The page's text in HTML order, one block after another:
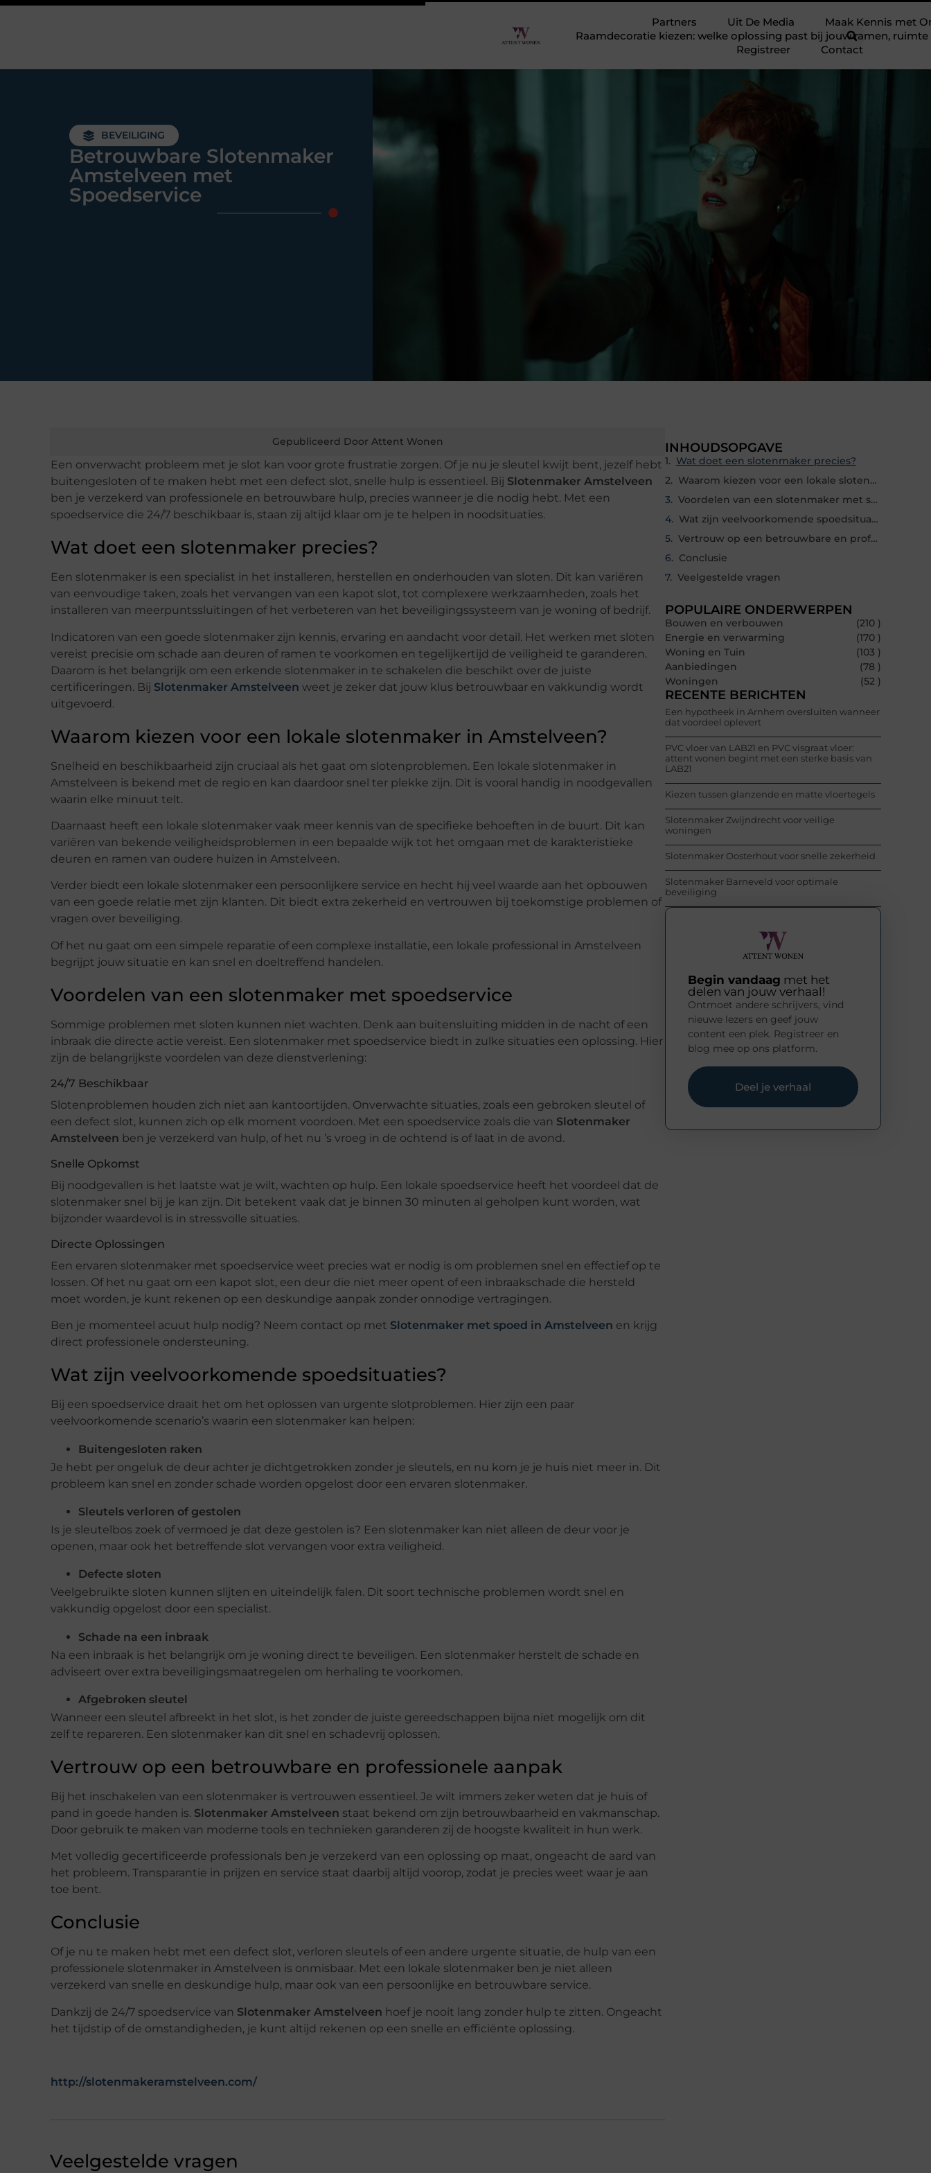
Partners Uit De Media
Maak Kennis met
Raamdecoratie kiezen: welke oplossing past bij jouw ramen,
Registreer
Contact
BEVEILIGING
Betrouwbare Slotenmaker
Amstelveen met
Spoedservice
Gepubliceerd Door Attent Wonen
Een onverwacht probleem met je slot kan voor grote frustratie zorgen. Of je nu je sleutel kwijt bent, jezelf hebt
buitengesloten of te maken hebt met een defect slot, snelle hulp is essentieel. Bij Slotenmaker Amstelveen
ben je verzekerd van professionele en betrouwbare hulp, precies wanneer je die nodig hebt. Met een
spoedservice die 24/7 beschikbaar is, staan zij altijd klaar om je te helpen in noodsituaties.
Wat doet een slotenmaker precies?
Een slotenmaker is een specialist in het installeren, herstellen en onderhouden van sloten. Dit kan variëren
van eenvoudige taken, zoals het vervangen van een kapot slot, tot complexere werkzaamheden, zoals het
installeren van meerpuntssluitingen of het verbeteren van het beveiligingssysteem van je woning of bedrijf.
Indicatoren van een goede slotenmaker zijn kennis, ervaring en aandacht voor detail. Het werken met sloten
vereist precisie om schade aan deuren of ramen te voorkomen en tegelijkertijd de veiligheid te garanderen.
Daarom is het belangrijk om een erkende slotenmaker in te schakelen die beschikt over de juiste
certificeringen. Bij Slotenmaker Amstelveen weet je zeker dat jouw klus betrouwbaar en vakkundig wordt
uitgevoerd.
Waarom kiezen voor een lokale slotenmaker in Amstelveen?
Snelheid en beschikbaarheid zijn cruciaal als het gaat om slotenproblemen. Een lokale slotenmaker in
Amstelveen is bekend met de regio en kan daardoor snel ter plekke zijn. Dit is vooral handig in noodgevallen
waarin elke minuut telt.
Daarnaast heeft een lokale slotenmaker vaak meer kennis van de specifieke behoeften in de buurt. Dit kan
variëren van bekende veiligheidsproblemen in een bepaalde wijk tot het omgaan met de karakteristieke
deuren en ramen van oudere huizen in Amstelveen.
Verder biedt een lokale slotenmaker een persoonlijkere service en hecht hij veel waarde aan het opbouwen
van een goede relatie met zijn klanten. Dit biedt extra zekerheid en vertrouwen bij toekomstige problemen of
vragen over beveiliging.
Of het nu gaat om een simpele reparatie of een complexe installatie, een lokale professional in Amstelveen
begrijpt jouw situatie en kan snel en doeltreffend handelen.
Voordelen van een slotenmaker met spoedservice
Sommige problemen met sloten kunnen niet wachten. Denk aan buitensluiting midden in de nacht of een
inbraak die directe actie vereist. Een slotenmaker met spoedservice biedt in zulke situaties een oplossing. Hier
zijn de belangrijkste voordelen van deze dienstverlening:
24/7 Beschikbaar
Slotenproblemen houden zich niet aan kantoortijden. Onverwachte situaties, zoals een gebroken sleutel of
een defect slot, kunnen zich op elk moment voordoen. Met een spoedservice zoals die van Slotenmaker
Amstelveen ben je verzekerd van hulp, of het nu ’s vroeg in de ochtend is of laat in de avond.
Snelle Opkomst
Bij noodgevallen is het laatste wat je wilt, wachten op hulp. Een lokale spoedservice heeft het voordeel dat de
slotenmaker snel bij je kan zijn. Dit betekent vaak dat je binnen 30 minuten al geholpen kunt worden, wat
bijzonder waardevol is in stressvolle situaties.
Directe Oplossingen
Een ervaren slotenmaker met spoedservice weet precies wat er nodig is om problemen snel en effectief op te
lossen. Of het nu gaat om een kapot slot, een deur die niet meer opent of een inbraakschade die hersteld
moet worden, je kunt rekenen op een deskundige aanpak zonder onnodige vertragingen.
Ben je momenteel acuut hulp nodig? Neem contact op met Slotenmaker met spoed in Amstelveen en krijg
direct professionele ondersteuning.
Wat zijn veelvoorkomende spoedsituaties?
Bij een spoedservice draait het om het oplossen van urgente slotproblemen. Hier zijn een paar
veelvoorkomende scenario’s waarin een slotenmaker kan helpen:
Buitengesloten raken
Je hebt per ongeluk de deur achter je dichtgetrokken zonder je sleutels, en nu kom je je huis niet meer in. Dit
probleem kan snel en zonder schade worden opgelost door een ervaren slotenmaker.
Sleutels verloren of gestolen
Is je sleutelbos zoek of vermoed je dat deze gestolen is? Een slotenmaker kan niet alleen de deur voor je
openen, maar ook het betreffende slot vervangen voor extra veiligheid.
Defecte sloten
Veelgebruikte sloten kunnen slijten en uiteindelijk falen. Dit soort technische problemen wordt snel en
vakkundig opgelost door een specialist.
Schade na een inbraak
Na een inbraak is het belangrijk om je woning direct te beveiligen. Een slotenmaker herstelt de schade en
adviseert over extra beveiligingsmaatregelen om herhaling te voorkomen.
Afgebroken sleutel
Wanneer een sleutel afbreekt in het slot, is het zonder de juiste gereedschappen bijna niet mogelijk om dit
zelf te repareren. Een slotenmaker kan dit snel en schadevrij oplossen.
Vertrouw op een betrouwbare en professionele aanpak
Bij het inschakelen van een slotenmaker is vertrouwen essentieel. Je wilt immers zeker weten dat je huis of
pand in goede handen is. Slotenmaker Amstelveen staat bekend om zijn betrouwbaarheid en vakmanschap.
Door gebruik te maken van moderne tools en technieken garanderen zij de hoogste kwaliteit in hun werk.
Met volledig gecertificeerde professionals ben je verzekerd van een oplossing op maat, ongeacht de aard van
het probleem. Transparantie in prijzen en service staat daarbij altijd voorop, zodat je precies weet waar je aan
toe bent.
Conclusie
Of je nu te maken hebt met een defect slot, verloren sleutels of een andere urgente situatie, de hulp van een
professionele slotenmaker in Amstelveen is onmisbaar. Met een lokale slotenmaker ben je niet alleen
verzekerd van snelle en deskundige hulp, maar ook van een persoonlijke en betrouwbare service.
Dankzij de 24/7 spoedservice van Slotenmaker Amstelveen hoef je nooit lang zonder hulp te zitten. Ongeacht
het tijdstip of de omstandigheden, je kunt altijd rekenen op een snelle en efficiënte oplossing.
http://slotenmakeramstelveen.com/
Veelgestelde vragen
INHOUDSOPGAVE
Wat doet een slotenmaker precies?
Waarom kiezen voor een lokale slotenmaker in Amstelveen?
Voordelen van een slotenmaker met spoedservice
Wat zijn veelvoorkomende spoedsituaties?
Vertrouw op een betrouwbare en professionele aanpak
Conclusie
Veelgestelde vragen
POPULAIRE ONDERWERPEN
Bouwen en verbouwen
(210 )
Energie en verwarming
(170 )
Woning en Tuin
(103 )
Aanbiedingen
(78 )
Woningen
(52 )
RECENTE BERICHTEN
Een hypotheek in Arnhem oversluiten wanneer
dat voordeel oplevert
PVC vloer van LAB21 en PVC visgraat vloer:
attent wonen begint met een sterke basis van
LAB21
Kiezen tussen glanzende en matte vloertegels
Slotenmaker Zwijndrecht voor veilige
woningen
Slotenmaker Oosterhout voor snelle zekerheid
Slotenmaker Barneveld voor optimale
beveiliging
Begin vandaag met het
delen van jouw verhaal!
Ontmoet andere schrijvers, vind
nieuwe lezers en geef jouw
content een plek. Registreer en
blog mee op ons platform.
Deel je verhaal